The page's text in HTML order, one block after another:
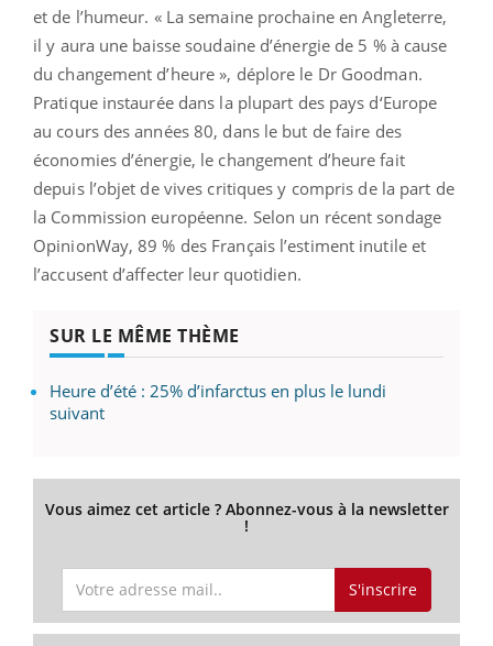
et de l’humeur. « La semaine prochaine en Angleterre,
il y aura une baisse soudaine d’énergie de 5 % à cause
du changement d’heure », déplore le Dr Goodman.
Pratique instaurée dans la plupart des pays d‘Europe
au cours des années 80, dans le but de faire des
économies d’énergie, le changement d’heure fait
depuis l’objet de vives critiques y compris de la part de
la Commission européenne. Selon un récent sondage
OpinionWay, 89 % des Français l’estiment inutile et
l’accusent d’affecter leur quotidien.
SUR LE MÊME THÈME
Heure d’été : 25% d’infarctus en plus le lundi
suivant
Vous aimez cet article ? Abonnez-vous à la newsletter
!
S'inscrire